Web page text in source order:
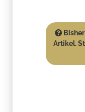
Artikel.